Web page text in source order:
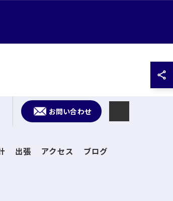
お問い合わせ
出張 アクセス
ブログ